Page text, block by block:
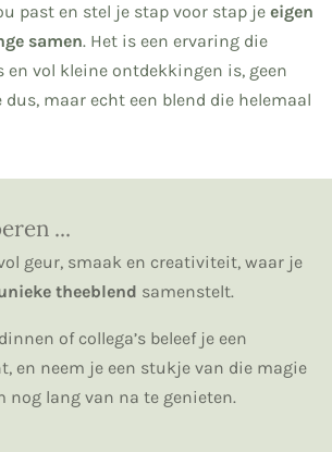
past en stel je stap voor stap je eigen
samen. Het is een ervaring die
en vol kleine ontdekkingen is, geen
maar echt een blend die helemaal
...
geur, smaak en creativiteit, waar je
theeblend samenstelt.
of collega’s beleef je een
en neem je een stukje van die magie
nog lang van na te genieten.